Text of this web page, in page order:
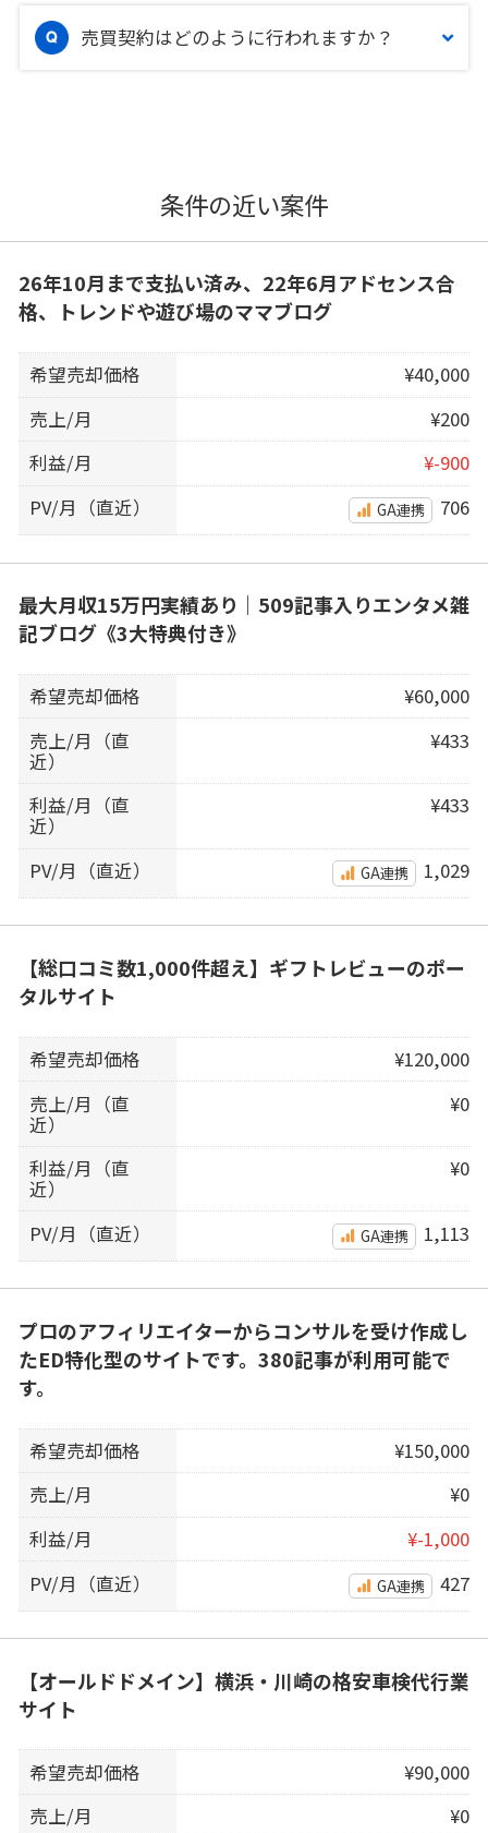
売買契約はどのように行われますか？
条件の近い案件
26年10月まで支払い済み、22年6月アドセンス合
格、トレンドや遊び場のママブログ
希望売却価格
¥40,000
売上/月
¥200
利益/月
¥-900
PV/月（直近）
GA連携 706
最大月収15万円実績あり｜509記事入りエンタメ雑
記ブログ《3大特典付き》
希望売却価格
¥60,000
売上/月（直
近）
¥433
利益/月（直
近）
¥433
PV/月（直近） GA連携 1,029
【総口コミ数1,000件超え】ギフトレビューのポー
タルサイト
希望売却価格
¥120,000
売上/月（直
近）
¥0
利益/月（直
近）
¥0
PV/月（直近） GA連携 1,113
プロのアフィリエイターからコンサルを受け作成し
たED特化型のサイトです。380記事が利用可能で
す。
希望売却価格
¥150,000
売上/月
¥0
利益/月
¥-1,000
PV/月（直近）
GA連携 427
【オールドドメイン】横浜・川崎の格安車検代行業
サイト
希望売却価格
¥90,000
売上/月
¥0